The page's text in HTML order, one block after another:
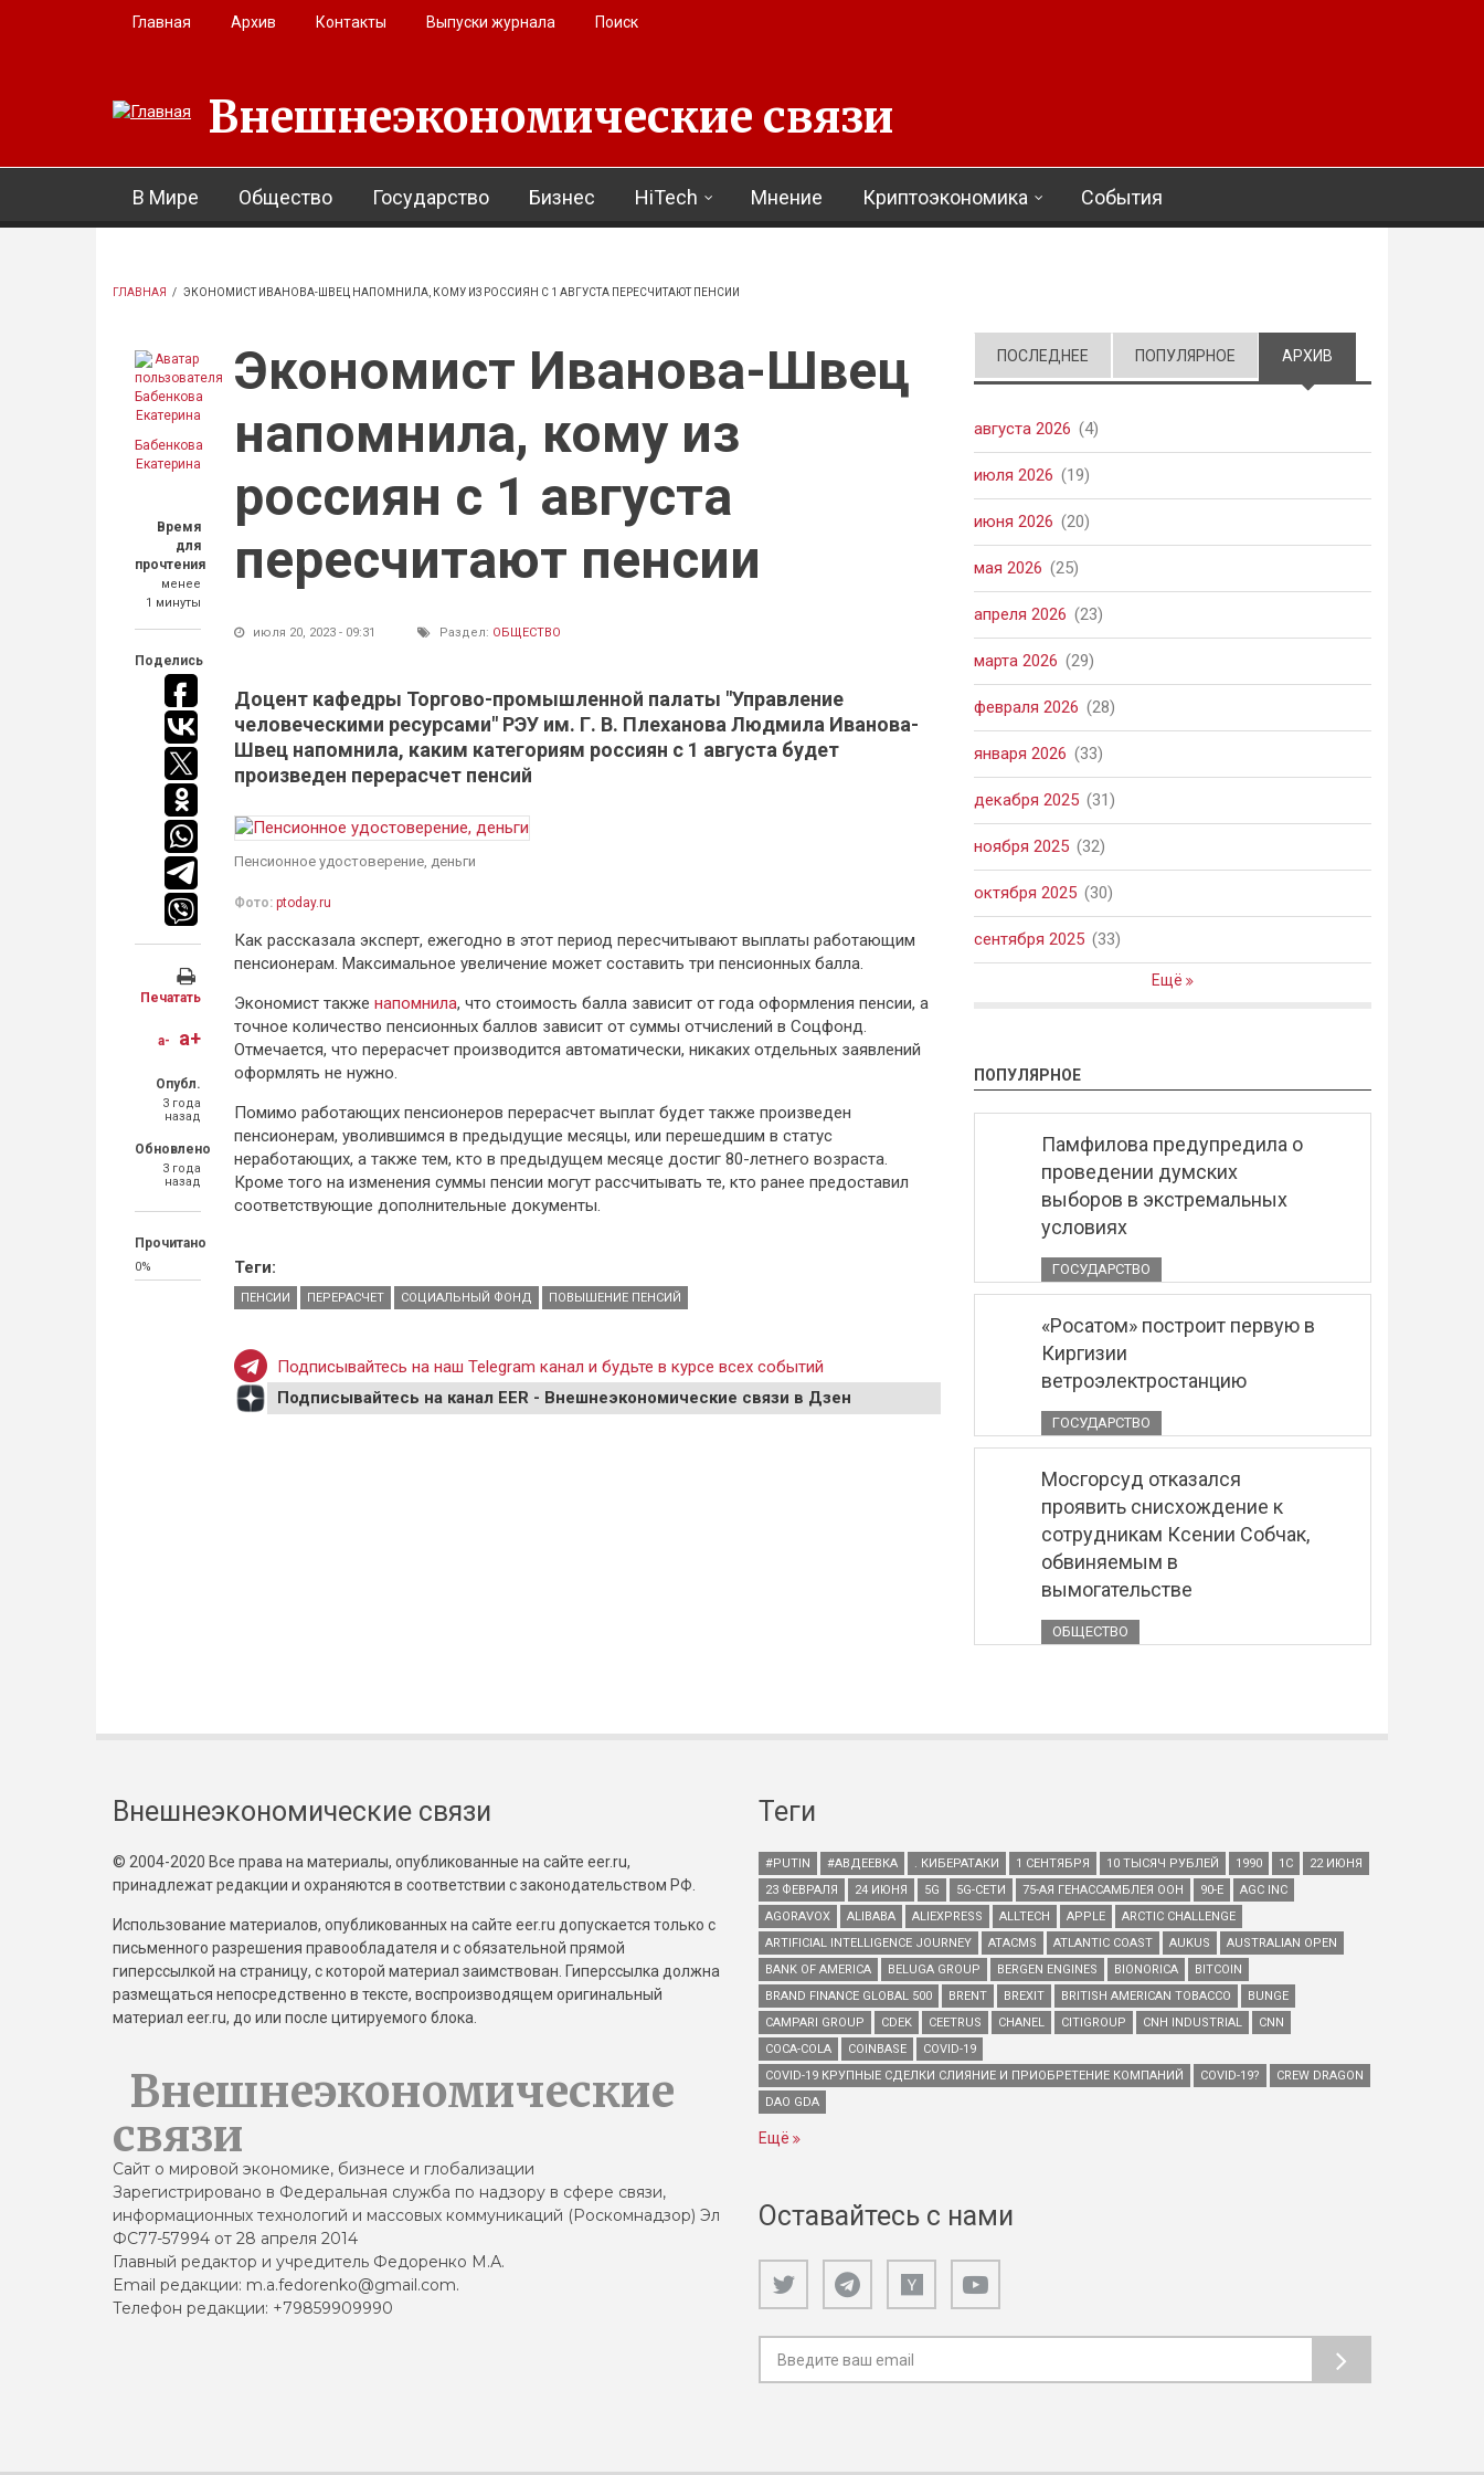
Перейти к основному содержанию
Главная Архив Контакты Выпуски журнала Поиск
Внешнеэкономические связи
В Мире Общество Государство Бизнес HiTech Мнение Криптоэкономика События
ГЛАВНАЯ / ЭКОНОМИСТ ИВАНОВА-ШВЕЦ НАПОМНИЛА, КОМУ ИЗ РОССИЯН С 1 АВГУСТА ПЕРЕСЧИТАЮТ ПЕНСИИ
Бабенкова
Екатерина
Время
для
прочтения
менее
1 минуты
Поделись
Печатать
a- a+
Опубл.
3 года
назад
Обновлено
3 года
назад
Прочитано
0%
Экономист Иванова-Швец
напомнила, кому из
россиян с 1 августа
пересчитают пенсии
июля 20, 2023 - 09:31 Раздел: ОБЩЕСТВО
Доцент кафедры Торгово-промышленной палаты "Управление
человеческими ресурсами" РЭУ им. Г. В. Плеханова Людмила Иванова-
Швец напомнила, каким категориям россиян с 1 августа будет
произведен перерасчет пенсий
Пенсионное удостоверение, деньги
Фото: ptoday.ru
Как рассказала эксперт, ежегодно в этот период пересчитывают выплаты работающим
пенсионерам. Максимальное увеличение может составить три пенсионных балла.
Экономист также напомнила, что стоимость балла зависит от года оформления пенсии, а
точное количество пенсионных баллов зависит от суммы отчислений в Соцфонд.
Отмечается, что перерасчет производится автоматически, никаких отдельных заявлений
оформлять не нужно.
Помимо работающих пенсионеров перерасчет выплат будет также произведен
пенсионерам, уволившимся в предыдущие месяцы, или перешедшим в статус
неработающих, а также тем, кто в предыдущем месяце достиг 80-летнего возраста.
Кроме того на изменения суммы пенсии могут рассчитывать те, кто ранее предоставил
соответствующие дополнительные документы.
Теги:
ПЕНСИИ ПЕРЕРАСЧЕТ СОЦИАЛЬНЫЙ ФОНД ПОВЫШЕНИЕ ПЕНСИЙ
Подписывайтесь на наш Telegram канал и будьте в курсе всех событий
Подписывайтесь на канал EER - Внешнеэкономические связи в Дзен
ПОСЛЕДНЕЕ ПОПУЛЯРНОЕ АРХИВ
августа 2026 (4)
июля 2026 (19)
июня 2026 (20)
мая 2026 (25)
апреля 2026 (23)
марта 2026 (29)
февраля 2026 (28)
января 2026 (33)
декабря 2025 (31)
ноября 2025 (32)
октября 2025 (30)
сентября 2025 (33)
Ещё
ПОПУЛЯРНОЕ
Памфилова предупредила о
проведении думских
выборов в экстремальных
условиях
ГОСУДАРСТВО
«Росатом» построит первую в
Киргизии
ветроэлектростанцию
ГОСУДАРСТВО
Мосгорсуд отказался
проявить снисхождение к
сотрудникам Ксении Собчак,
обвиняемым в
вымогательстве
ОБЩЕСТВО
Внешнеэкономические связи
© 2004-2020 Все права на материалы, опубликованные на сайте eer.ru,
принадлежат редакции и охраняются в соответствии с законодательством РФ.
Использование материалов, опубликованных на сайте eer.ru допускается только с
письменного разрешения правообладателя и с обязательной прямой
гиперссылкой на страницу, с которой материал заимствован. Гиперссылка должна
размещаться непосредственно в тексте, воспроизводящем оригинальный
материал eer.ru, до или после цитируемого блока.
Внешнеэкономические
связи
Сайт о мировой экономике, бизнесе и глобализации
Зарегистрировано в Федеральная служба по надзору в сфере связи,
информационных технологий и массовых коммуникаций (Роскомнадзор) Эл
ФС77-57994 от 28 апреля 2014
Главный редактор и учредитель Федоренко М.А.
Email редакции: m.a.fedorenko@gmail.com.
Телефон редакции: +79859909990
Теги
#PUTIN #АВДЕЕВКА . КИБЕРАТАКИ 1 СЕНТЯБРЯ 10 ТЫСЯЧ РУБЛЕЙ 1990 1С
22 ИЮНЯ
23 ФЕВРАЛЯ
24 ИЮНЯ 5G 5G-СЕТИ 75-АЯ ГЕНАССАМБЛЕЯ ООН 90-Е
AGC INC
AGORAVOX
ALIBABA ALIEXPRESS ALLTECH APPLE
ARCTIC CHALLENGE
ARTIFICIAL INTELLIGENCE JOURNEY
ATACMS ATLANTIC COAST AUKUS
AUSTRALIAN OPEN
BANK OF AMERICA
BELUGA GROUP BERGEN ENGINES BIONORICA
BITCOIN
BRAND FINANCE GLOBAL 500
BRENT BREXIT BRITISH AMERICAN TOBACCO
BUNGE
CAMPARI GROUP
CDEK CEETRUS CHANEL CITIGROUP CNH INDUSTRIAL
CNN
COCA-COLA
COINBASE
COVID-19
COVID-19 КРУПНЫЕ СДЕЛКИ СЛИЯНИЕ И ПРИОБРЕТЕНИЕ КОМПАНИЙ
COVID-19?
CREW DRAGON
DAO GDA
Ещё
Оставайтесь с нами